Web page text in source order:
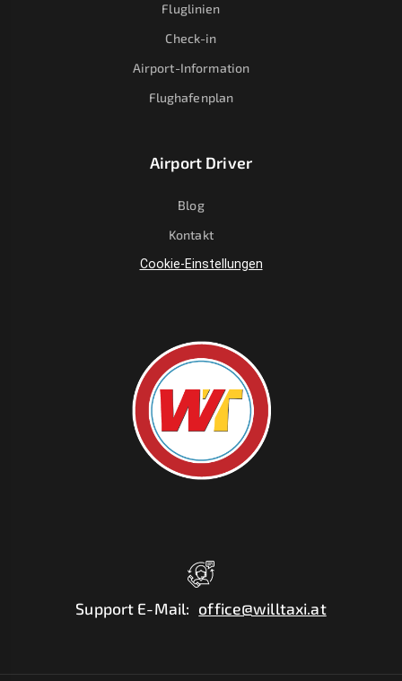
Fluglinien
Check-in
Airport-Information
Flughafenplan
Airport Driver
Blog
Kontakt
Cookie-Einstellungen
Support E-Mail: office@willtaxi.at